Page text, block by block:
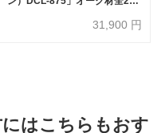
31,900 円
はこちらもおす